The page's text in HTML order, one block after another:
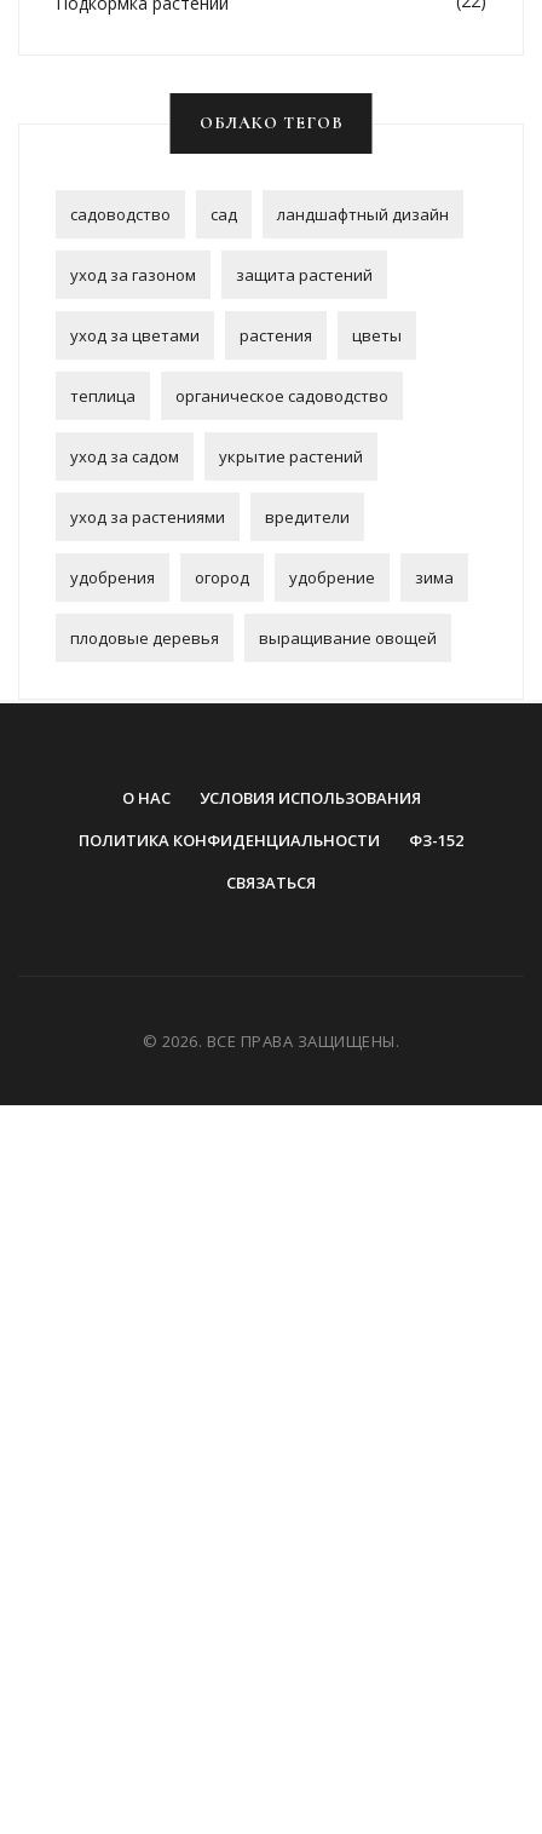
ОБЛАКО ТЕГОВ
садоводство сад ландшафтный дизайн
уход за газоном защита растений
уход за цветами растения цветы
теплица органическое садоводство
уход за садом укрытие растений
уход за растениями вредители
удобрения огород удобрение зима
плодовые деревья выращивание овощей
О НАС
УСЛОВИЯ ИСПОЛЬЗОВАНИЯ
ПОЛИТИКА КОНФИДЕНЦИАЛЬНОСТИ
ФЗ-152
СВЯЗАТЬСЯ
© 2026. ВСЕ ПРАВА ЗАЩИЩЕНЫ.